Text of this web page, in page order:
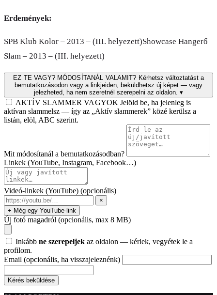
Erdemények:
SPB Klub Kolor – 2013 – (III. helyezett)Showcase Hangerő
Slam – 2013 – (III. helyezett)
EZ TE VAGY? MÓDOSÍTANÁL VALAMIT? Kérhetsz változtatást a
bemutatkozásodon vagy a linkjeiden, beküldhetsz új képet — vagy
jelezheted, ha nem szeretnél szerepelni az oldalon. ▾
AKTÍV SLAMMER VAGYOK Jelöld be, ha jelenleg is
aktívan slammelsz — így az „Aktív slammerek” közé kerülsz a
listán, elöl, ABC szerint.
Mit módosítanál a bemutatkozásodban?
Linkek (YouTube, Instagram, Facebook…)
Videó-linkek (YouTube) (opcionális)
×
+ Még egy YouTube-link
Új fotó magadról (opcionális, max 8 MB)
Inkább ne szerepeljek az oldalon — kérlek, vegyétek le a
profilom.
Email (opcionális, ha visszajeleznénk)
Kérés beküldése